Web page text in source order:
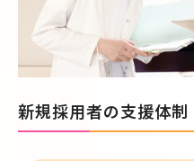
新規採用者の支援体制